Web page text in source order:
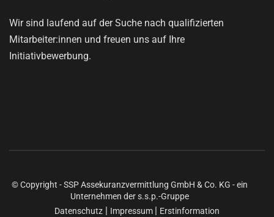
Wir sind laufend auf der Suche nach qualifizierten
Mitarbeiter:innen und freuen uns auf Ihre
Initiativbewerbung.
© Copyright - SSP Assekuranzvermittlung GmbH & Co. KG - ein
Unternehmen der s.s.p.-Gruppe
Datenschutz | Impressum | Erstinformation